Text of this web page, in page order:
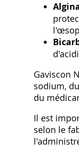
Gaviscon
sodium‚
du
Il est
selon le